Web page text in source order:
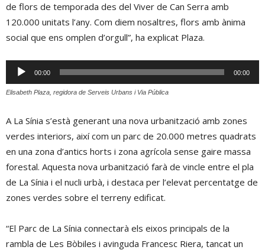
de flors de temporada des del Viver de Can Serra amb
120.000 unitats l’any. Com diem nosaltres, flors amb ànima
social que ens omplen d’orgull”, ha explicat Plaza.
Reproductor
d'àudio
00:00 00:00
Elisabeth Plaza, regidora de Serveis Urbans i Via Pública
A La Sínia s’està generant una nova urbanització amb zones
verdes interiors, així com un parc de 20.000 metres quadrats
en una zona d’antics horts i zona agrícola sense gaire massa
forestal. Aquesta nova urbanització farà de vincle entre el pla
de La Sínia i el nucli urbà, i destaca per l’elevat percentatge de
zones verdes sobre el terreny edificat.
“El Parc de La Sínia connectarà els eixos principals de la
rambla de Les Bòbiles i avinguda Francesc Riera, tancat un